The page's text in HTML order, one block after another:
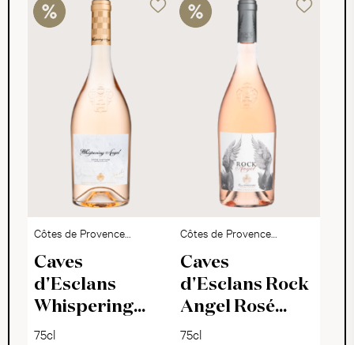
Côtes de Provence
AOC
Caves
d'Esclans
Whispering
Angel Rosé
75cl
Côtes de Provence
AOC
Caves
d'Esclans Rock
Angel Rosé
2025
75cl